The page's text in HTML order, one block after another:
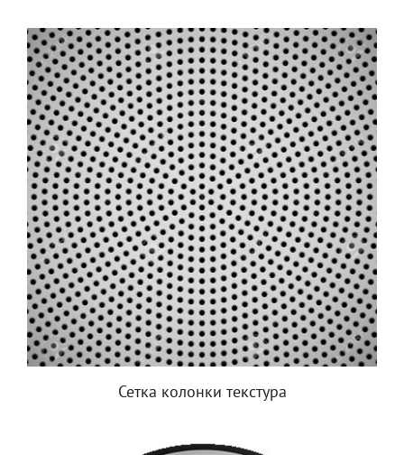
Сетка колонки текстура